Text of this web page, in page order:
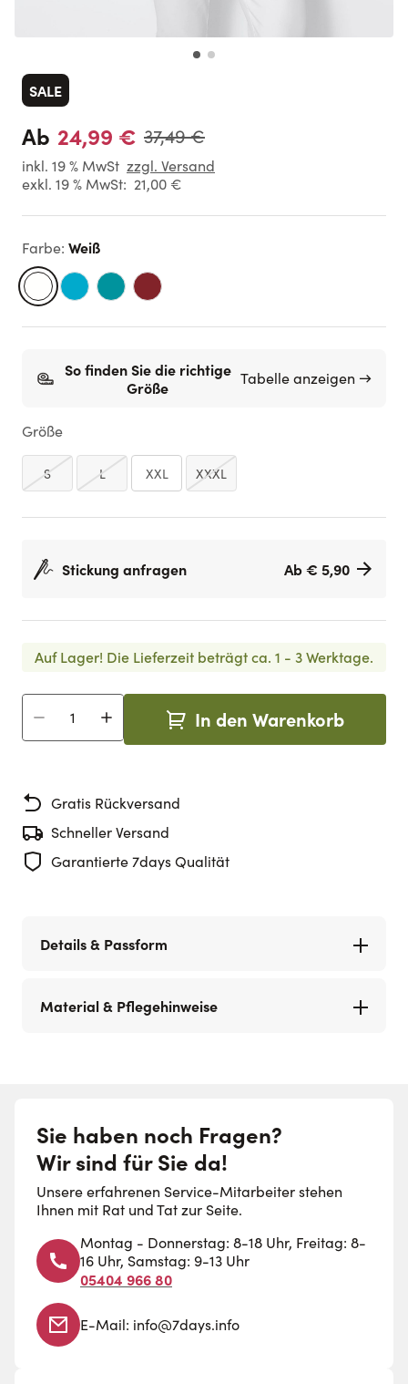
SALE
Ab 24,99 € 37,49 €
inkl. 19 % MwSt zzgl. Versand
exkl. 19 % MwSt: 21,00 €
Farbe: Weiß
So finden Sie die richtige
Größe
Tabelle anzeigen →
Größe
S L XXL XXXL
Stickung anfragen Ab € 5,90
Auf Lager! Die Lieferzeit beträgt ca. 1 - 3 Werktage.
Menge In den Warenkorb
Gratis Rückversand
Schneller Versand
Garantierte 7days Qualität
Details & Passform
Material & Pflegehinweise
Sie haben noch Fragen?
Wir sind für Sie da!
Unsere erfahrenen Service-Mitarbeiter stehen
Ihnen mit Rat und Tat zur Seite.
Montag - Donnerstag: 8-18 Uhr, Freitag: 8-
16 Uhr, Samstag: 9-13 Uhr
05404 966 80
E-Mail: info@7days.info